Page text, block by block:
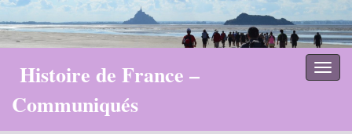
Histoire de France –
Communiqués